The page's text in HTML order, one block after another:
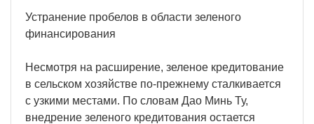
Устранение пробелов в области зеленого
финансирования
Несмотря на расширение, зеленое кредитование
в сельском хозяйстве по-прежнему сталкивается
с узкими местами. По словам Дао Минь Ту,
внедрение зеленого кредитования остается